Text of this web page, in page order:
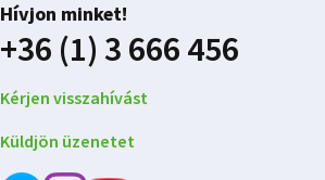
Hívjon minket!
+36 (1) 3 666 456
Kérjen visszahívást
Küldjön üzenetet